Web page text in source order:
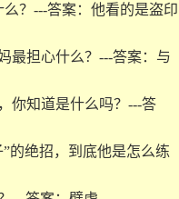
？---答案：他看的是盗印
最担心什么？---答案：与
你知道是什么吗？---答
的绝招，到底他是怎么练